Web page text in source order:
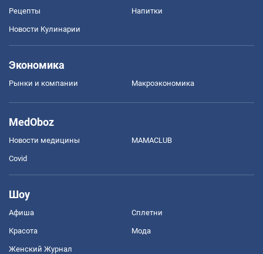
Рецепты Напитки
Новости Кулинарии
Экономика
Рынки и компании Mакроэкономика
MedOboz
Новости медицины MAMACLUB
Covid
Шоу
Афиша Сплетни
Красота Мода
Женский Журнал